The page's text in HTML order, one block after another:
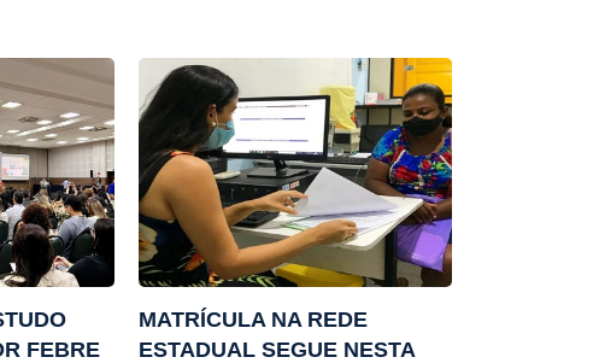
FEBRE
MATRÍCULA NA REDE
ESTADUAL SEGUE NESTA